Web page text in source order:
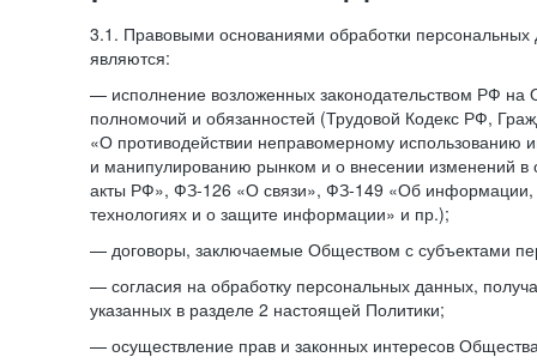
3.1. Правовыми основаниями обработки
являются:
— исполнение возложенных законодательством РФ на
полномочий и обязанностей (Трудовой Кодекс РФ,
«О противодействии неправомерному использованию
и манипулированию рынком и о внесении изменений в
акты РФ», ФЗ-126 «О связи», ФЗ-149 «Об
технологиях и о защите информации» и пр.);
— договоры, заключаемые Обществом с субъектами
— согласия на обработку персональных данных,
указанных в разделе 2 настоящей Политики;
— осуществление прав и законных интересов